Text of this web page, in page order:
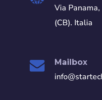
Via
(CB). Italia
Mailbox